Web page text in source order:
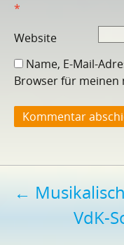
*
Website
Name, E-Mail-
Browser für meinen
←
VdK-